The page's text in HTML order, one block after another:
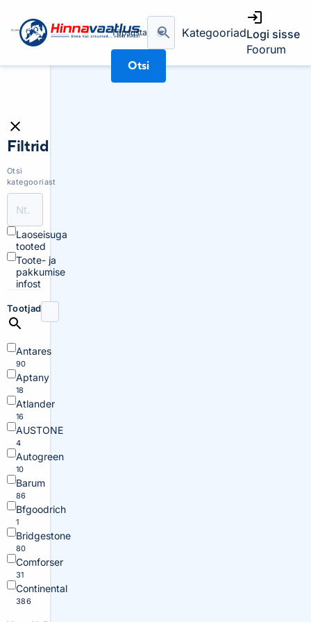
Täpsusta
Otsi
KategooriadLogi sisse
Foorum
Filtrid
Otsi
kategooriast
Laoseisuga
tooted
Toote- ja
pakkumise
infost
Tootjad
Antares
90
Aptany
18
Atlander
16
AUSTONE
4
Autogreen
10
Barum
86
Bfgoodrich
1
Bridgestone
80
Comforser
31
Continental
386